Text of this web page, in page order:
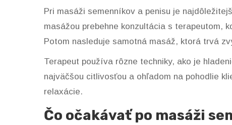
Pri masáži semenníkov a penisu je
masážou prebehne konzultácia s terapeutom,
Potom nasleduje samotná masáž, ktorá trvá
Terapeut používa rôzne techniky, ako je
najväčšou citlivosťou a ohľadom na pohodlie
relaxácie.
Čo očakávať po masáži